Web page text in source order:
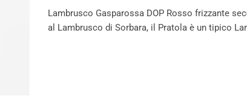
Lambrusco Gasparossa DOP Rosso frizzante
al Lambrusco di Sorbara, il Pratola è un tipico